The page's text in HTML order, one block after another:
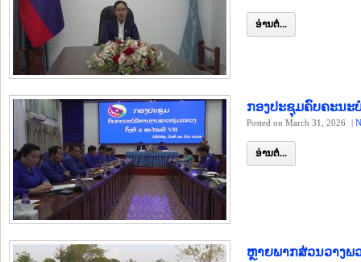
ອ່ານຕໍ່...
ກອງປະຊຸມຄົບຄະນະ
Posted on March 31, 2026 |
ອ່ານຕໍ່...
ຫຼາຍພາກສ່ວນວາງພ